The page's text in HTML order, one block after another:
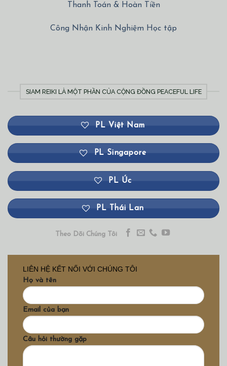
Thanh Toán & Hoàn Tiền
Công Nhận Kinh Nghiệm Học tập
SIAM REIKI LÀ MỘT PHẦN CỦA CỘNG ĐỒNG PEACEFUL LIFE
PL Việt Nam
PL Singapore
PL Úc
PL Thái Lan
Theo Dõi Chúng Tôi
LIÊN HỆ KẾT NỐI VỚI CHÚNG TÔI
Họ và tên
Email của bạn
Câu hỏi thường gặp